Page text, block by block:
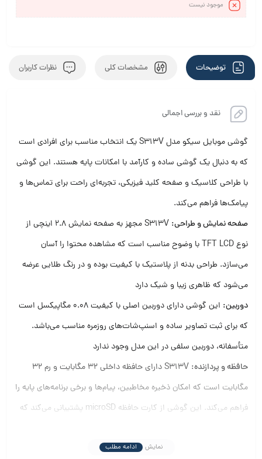
موجود نیست
توضیحات مشخصات کلی نظرات کاربران
نقد و بررسی اجمالی
گوشی موبایل سیکو مدل S313V یک انتخاب مناسب برای افرادی است
که به دنبال یک گوشی ساده و کارآمد با امکانات پایه هستند. این گوشی
با طراحی کلاسیک و صفحه کلید فیزیکی، تجربه‌ای راحت برای تماس‌ها و
پیامک‌ها فراهم می‌کند.
صفحه نمایش و طراحی:
S313V مجهز به صفحه نمایش 2.8 اینچی از
نوع TFT LCD با وضوح مناسب است که مشاهده محتوا را آسان
می‌سازد. طراحی بدنه از پلاستیک با کیفیت بوده و در رنگ طلایی عرضه
می‌شود که ظاهری زیبا و شیک دارد
دوربین:
این گوشی دارای دوربین اصلی با کیفیت 0.08 مگاپیکسل است
که برای ثبت تصاویر ساده و اسنپ‌شات‌های روزمره مناسب می‌باشد.
متأسفانه، دوربین سلفی در این مدل وجود ندارد
حافظه و پردازنده:
S313V دارای حافظه داخلی 32 مگابایت و رم 32
مگابایت است که امکان ذخیره مخاطبین، پیام‌ها و برخی برنامه‌های پایه را
فراهم می‌کند.
این گوشی از کارت حافظه microSD پشتیبانی می‌کند که
باتری لیتیوم یونی با ظرفیت 1200 میلی‌آمپرساعتی، انرژی مورد نیاز
نمایش ادامه مطلب